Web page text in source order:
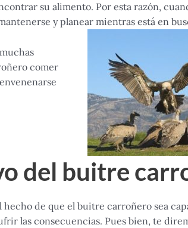
su alimento. Por esta razón,
y planear mientras está en
comer
del buitre
hecho de que el buitre carroñero sea
las consecuencias. Pues bien, te